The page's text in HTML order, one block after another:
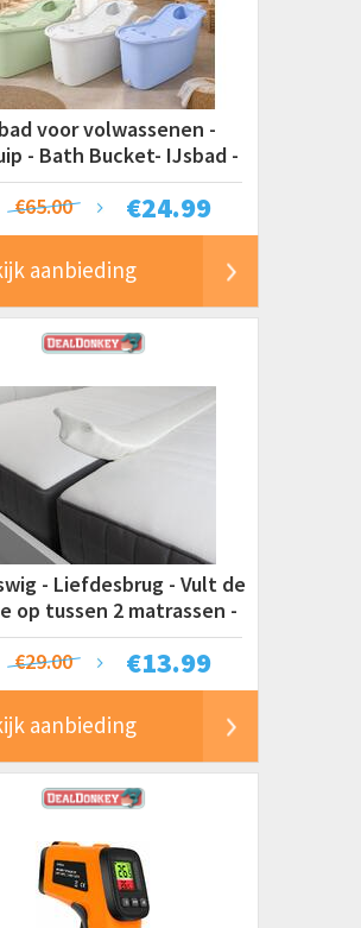
voor volwassenen -
- Bath Bucket- IJsbad -
- 117 x 58 x 63 cm - 320 L
€24.99
€65.00
aanbieding
- Liefdesbrug - Vult de
op tussen 2 matrassen -
200 x 15 x 7 cm
€13.99
€29.00
aanbieding